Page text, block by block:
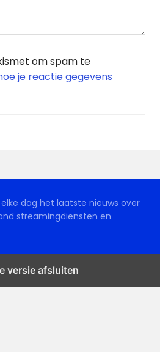
om spam te
je reactie gegevens
dag het laatste nieuws over
streamingdiensten en
versie afsluiten